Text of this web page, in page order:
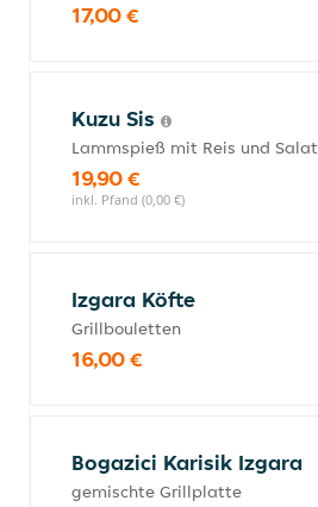
17,00 €
Kuzu Sis
Lammspieß mit Reis und Salat
19,90 €
inkl. Pfand (0,00 €)
Izgara Köfte
Grillbouletten
16,00 €
Bogazici Karisik Izgara
gemischte Grillplatte